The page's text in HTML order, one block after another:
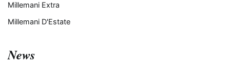
Millemani Extra
Millemani D'Estate
News